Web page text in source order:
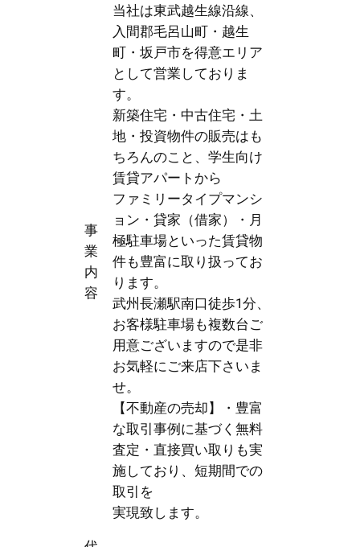
事
業
内
容
当社は東武越生線沿線、
入間郡毛呂山町・越生
町・坂戸市を得意エリア
として営業しておりま
す。
新築住宅・中古住宅・土
地・投資物件の販売はも
ちろんのこと、学生向け
賃貸アパートから
ファミリータイプマンシ
ョン・貸家（借家）・月
極駐車場といった賃貸物
件も豊富に取り扱ってお
ります。
武州長瀬駅南口徒歩1分、
お客様駐車場も複数台ご
用意ございますので是非
お気軽にご来店下さいま
せ。
【不動産の売却】・豊富
な取引事例に基づく無料
査定・直接買い取りも実
施しており、短期間での
取引を
実現致します。